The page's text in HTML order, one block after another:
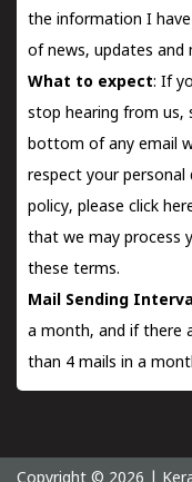
the information I
of news, updates and
What to expect: If
stop hearing from us,
bottom of any email
respect your personal
policy, please click
that we may process
these terms.
Mail Sending
a month, and if there
than 4 mails in a